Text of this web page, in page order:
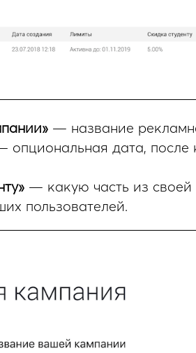
— название
дата, после
— какую часть из своей
пользователей.